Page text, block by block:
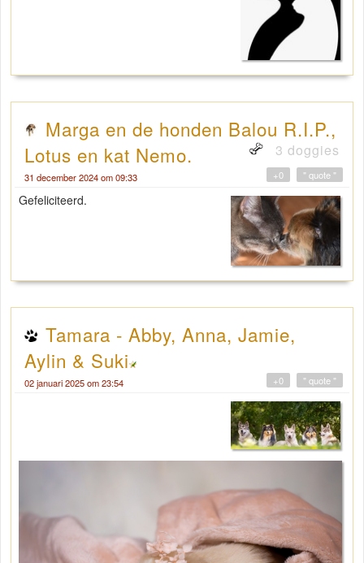
Marga en de honden Balou R.I.P.,
Lotus en kat Nemo.
3 doggies
31 december 2024 om 09:33 " quote "
+0
Gefeliciteerd.
Tamara - Abby, Anna, Jamie,
Aylin & Suki
02 januari 2025 om 23:54 " quote "
+0